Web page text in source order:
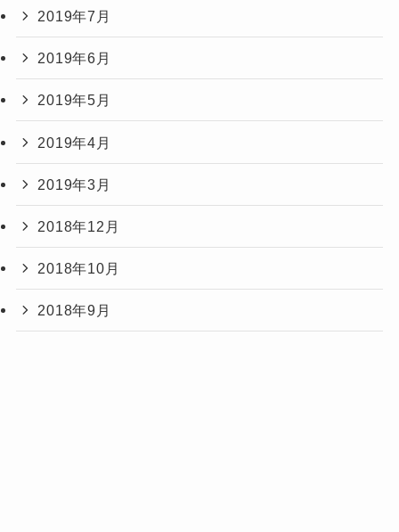
2019年7月
2019年6月
2019年5月
2019年4月
2019年3月
2018年12月
2018年10月
2018年9月